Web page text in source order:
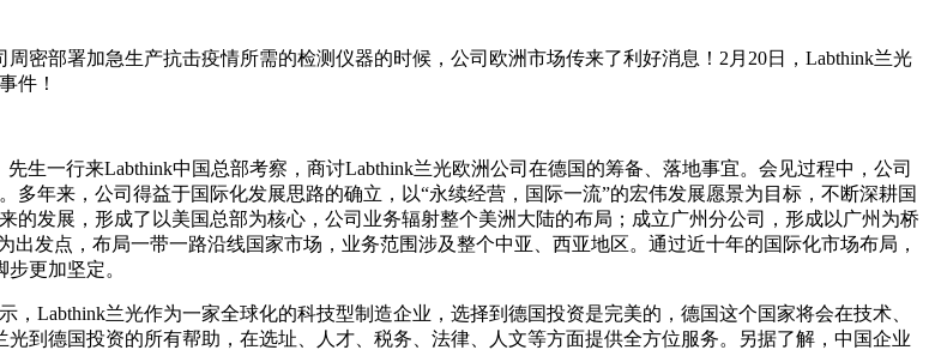
密部署加急生产抗击疫情所需的检测仪器的时候，公司欧洲市场传来了利好消息！2月20日，Labthink兰光
件！
生一行来Labthink中国总部考察，商讨Labthink兰光欧洲公司在德国的筹备、落地事宜。会见过程中，公司
年来，公司得益于国际化发展思路的确立，以“永续经营，国际一流”的宏伟发展愿景为目标，不断深耕国
的发展，形成了以美国总部为核心，公司业务辐射整个美洲大陆的布局；成立广州分公司，形成以广州为桥
发点，布局一带一路沿线国家市场，业务范围涉及整个中亚、西亚地区。通过近十年的国际化市场布局，
更加坚定。
Labthink兰光作为一家全球化的科技型制造企业，选择到德国投资是完美的，德国这个国家将会在技术、
到德国投资的所有帮助，在选址、人才、税务、法律、人文等方面提供全方位服务。另据了解，中国企业